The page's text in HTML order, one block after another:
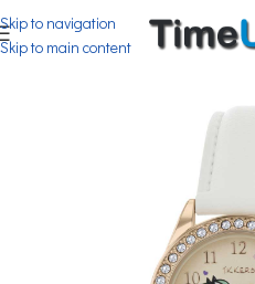
Skip to navigation
Skip to main content